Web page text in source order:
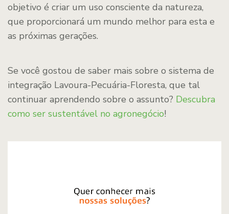
objetivo é criar um uso consciente da natureza,
que proporcionará um mundo melhor para esta e
as próximas gerações.
Se você gostou de saber mais sobre o sistema de
integração Lavoura-Pecuária-Floresta, que tal
continuar aprendendo sobre o assunto? Descubra
como ser sustentável no agronegócio!